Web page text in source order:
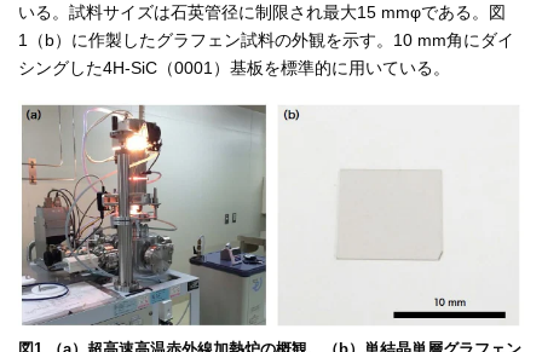
いる。試料サイズは石英管径に制限され最大15 mmφである。図
1（b）に作製したグラフェン試料の外観を示す。10 mm角にダイ
シングした4H-SiC（0001）基板を標準的に用いている。